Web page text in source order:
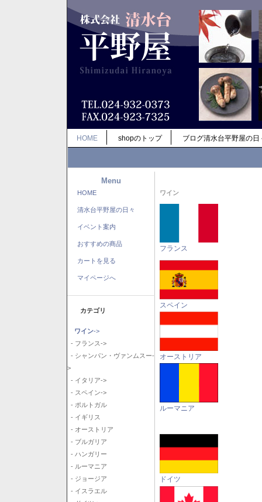
HOME shopのトップ ブログ清水台平野屋の日
Menu
HOME
清水台平野屋の日々
イベント案内
おすすめの商品
カートを見る
マイページへ
カテゴリ
ワイン->
- フランス->
- シャンパン・ヴァンムスー-
>
- イタリア->
- スペイン->
- ポルトガル
- イギリス
- オーストリア
- ブルガリア
- ハンガリー
- ルーマニア
- ジョージア
- イスラエル
ワイン
フランス
スペイン
オーストリア
ルーマニア
ドイツ